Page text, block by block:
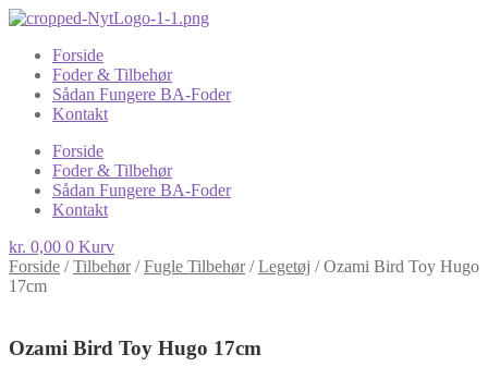
Forside
Foder & Tilbehør
Sådan Fungere BA-Foder
Kontakt
Forside
Foder & Tilbehør
Sådan Fungere BA-Foder
Kontakt
kr. 0,00 0 Kurv
Forside /Tilbehør/Fugle Tilbehør/Legetøj /Ozami Bird Toy Hugo
17cm
Ozami Bird Toy Hugo 17cm